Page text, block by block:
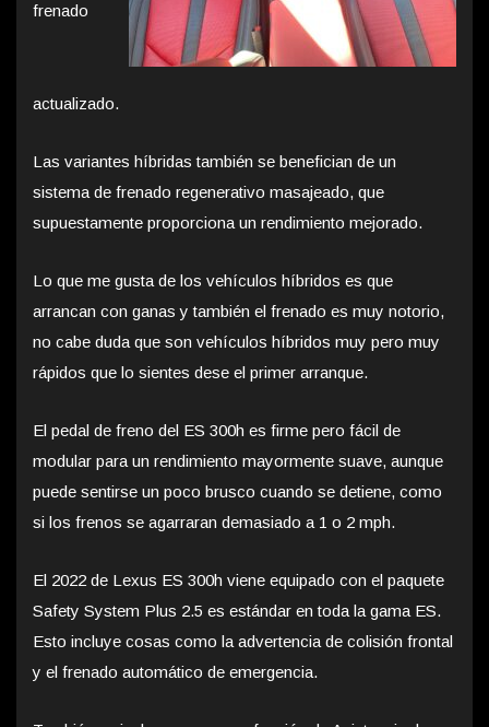
frenado
actualizado.
Las variantes híbridas también se benefician de un
sistema de frenado regenerativo masajeado, que
supuestamente proporciona un rendimiento mejorado.
Lo que me gusta de los vehículos híbridos es que
arrancan con ganas y también el frenado es muy notorio,
no cabe duda que son vehículos híbridos muy pero muy
rápidos que lo sientes dese el primer arranque.
El pedal de freno del ES 300h es firme pero fácil de
modular para un rendimiento mayormente suave, aunque
puede sentirse un poco brusco cuando se detiene, como
si los frenos se agarraran demasiado a 1 o 2 mph.
El 2022 de Lexus ES 300h viene equipado con el paquete
Safety System Plus 2.5 es estándar en toda la gama ES.
Esto incluye cosas como la advertencia de colisión frontal
y el frenado automático de emergencia.